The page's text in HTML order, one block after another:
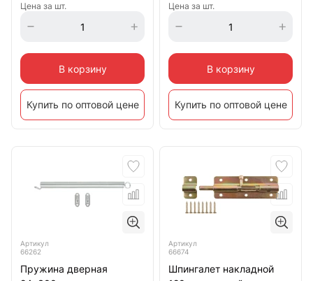
Цена за шт.
В корзину
Купить по оптовой цене
Цена за шт.
В корзину
Купить по оптовой цене
Артикул
66262
Пружина дверная
Артикул
66674
Шпингалет накладной